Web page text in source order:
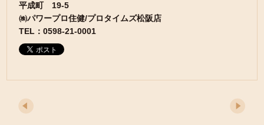
平成町 19-5
㈱パワープロ住健/プロタイムズ松阪店
TEL：0598-21-0001